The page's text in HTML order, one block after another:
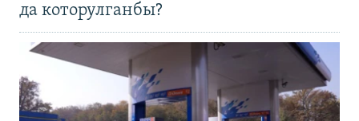
да которулганбы?